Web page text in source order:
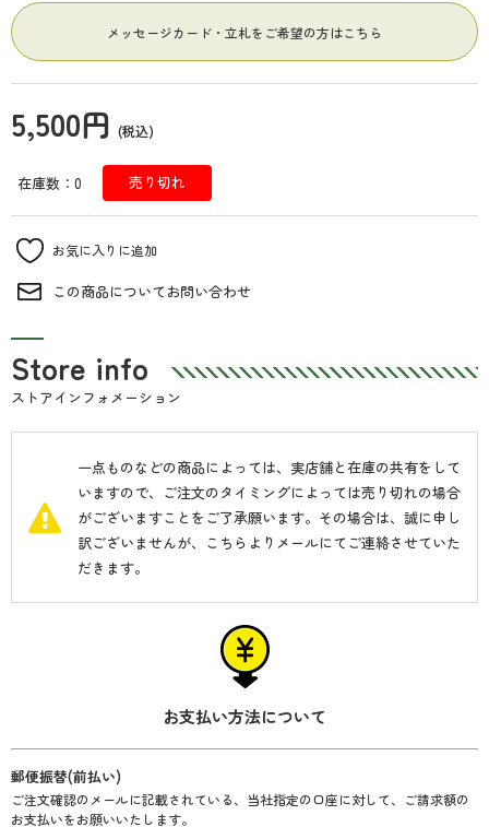
方は、そのまま『カートに追加』ボタンを押してお進みくださ
い。
■メッセージカード
のサイズは、11cm×6cmの名刺サイズで、向きは横向き（縦書
き不可）、用紙はお任せになります。ご希望の方は、下記の
『1：様式を選択してください』より『メッセージカード』を選
入力してください。
ご入用の方は、立札の種類・向きの選択、メッセージ内容をお
伝えください。贈り主様のお名前が英語の場合、立札の方向は
横向きになります。
メッセージカード・立札をご希望の方はこちら
5,500円 (税込)
在庫数：0 売り切れ
この商品についてお問い合わせ
Store info
ストアインフォメーション
一点ものなどの商品によっては、実店舗と在庫の共有をして
いますので、ご注文のタイミングによっては売り切れの場合
がございますことをご了承願います。その場合は、誠に申し
訳ございませんが、こちらよりメールにてご連絡させていた
だきます。
お支払い方法について
郵便振替(前払い)
ご注文確認のメールに記載されている、当社指定の口座に対して、ご請求額の
お支払いをお願いいたします。